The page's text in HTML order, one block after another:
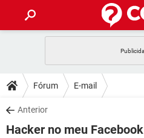
CELULAR
OUTLOOK
INSTAGRAM
DICAS
JOGOS
DOWNLOADS
JOGOS
Fórum E-mail
Anterior
Hacker no meu Facebook